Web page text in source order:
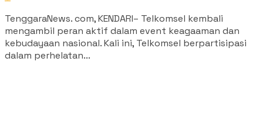
TenggaraNews. com, KENDARI– Telkomsel kembali
mengambil peran aktif dalam event keagaaman dan
kebudayaan nasional. Kali ini, Telkomsel berpartisipasi
dalam perhelatan...